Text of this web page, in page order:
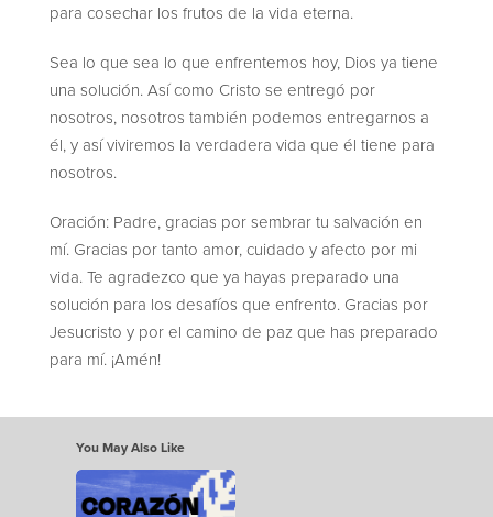
para cosechar los frutos de la vida eterna.
Sea lo que sea lo que enfrentemos hoy, Dios ya tiene
una solución. Así como Cristo se entregó por
nosotros, nosotros también podemos entregarnos a
él, y así viviremos la verdadera vida que él tiene para
nosotros.
Oración: Padre, gracias por sembrar tu salvación en
mí. Gracias por tanto amor, cuidado y afecto por mi
vida. Te agradezco que ya hayas preparado una
solución para los desafíos que enfrento. Gracias por
Jesucristo y por el camino de paz que has preparado
para mí. ¡Amén!
You May Also Like